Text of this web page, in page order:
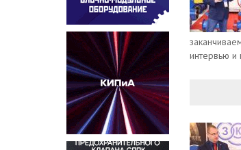
интервью и